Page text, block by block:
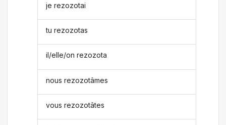
je rezozotai
tu rezozotas
il/elle/on rezozota
nous rezozotâmes
vous rezozotâtes